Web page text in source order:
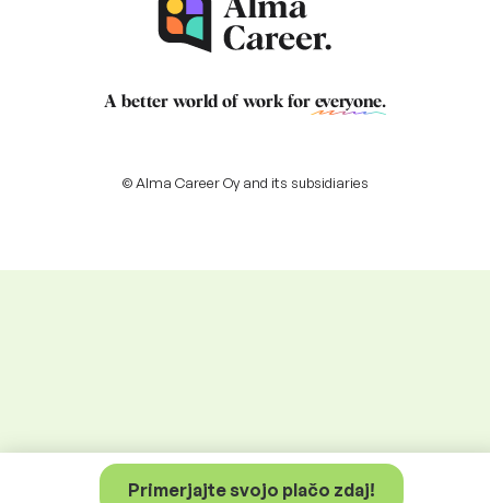
Primerjajte svojo plačo zdaj!
A better world of work for everyone.
© Alma Career Oy and its subsidiaries